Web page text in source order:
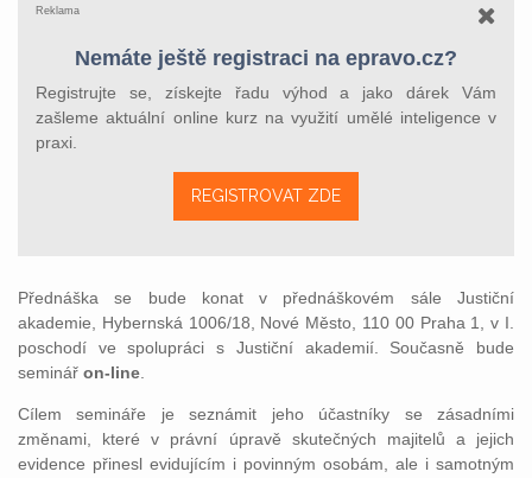
Reklama
Nemáte ještě registraci na epravo.cz?
Registrujte se, získejte řadu výhod a jako dárek Vám
zašleme aktuální online kurz na využití umělé inteligence v
praxi.
REGISTROVAT ZDE
Přednáška se bude konat v přednáškovém sále Justiční
akademie, Hybernská 1006/18, Nové Město, 110 00 Praha 1, v I.
poschodí ve spolupráci s Justiční akademií. Současně bude
seminář on-line
Cílem semináře je seznámit jeho účastníky se zásadními
změnami, které v právní úpravě skutečných majitelů a jejich
evidence přinesl evidujícím i povinným osobám, ale i samotným